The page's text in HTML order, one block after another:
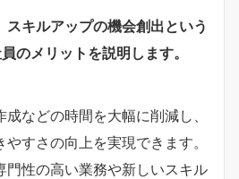
スキルアップの機会創出という
のメリットを説明します。
などの時間を大幅に削減し、
すさの向上を実現できます。
門性の高い業務や新しいスキル